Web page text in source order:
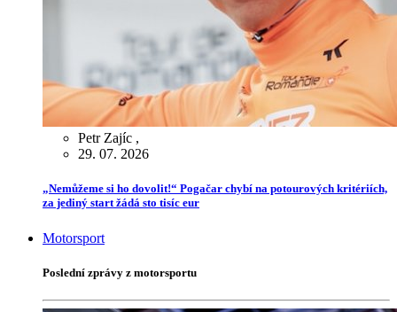
Petr Zajíc ,
29. 07. 2026
„Nemůžeme si ho dovolit!“ Pogačar chybí na potourových kritériích,
za jediný start žádá sto tisíc eur
Motorsport
Poslední zprávy z motorsportu